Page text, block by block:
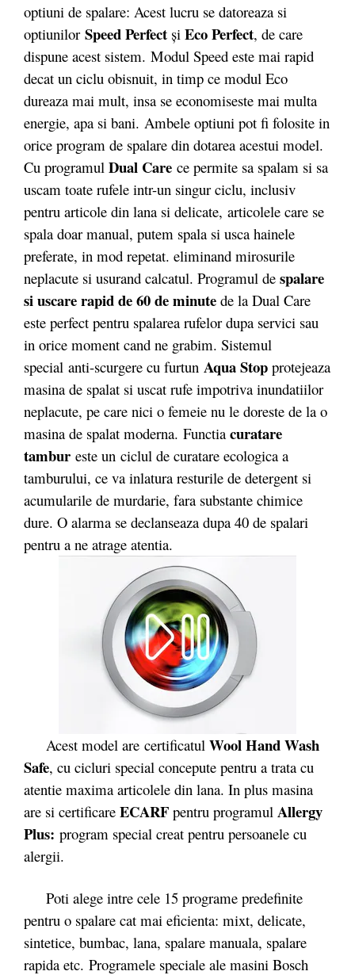
optiuni de spalare: Acest lucru se datoreaza si
optiunilor Speed Perfect și Eco Perfect, de care
dispune acest sistem. Modul Speed este mai rapid
decat un ciclu obisnuit, in timp ce modul Eco
dureaza mai mult, insa se economiseste mai multa
energie, apa si bani. Ambele optiuni pot fi folosite in
orice program de spalare din dotarea acestui model.
Cu programul Dual Care ce permite sa spalam si sa
uscam toate rufele intr-un singur ciclu, inclusiv
pentru articole din lana si delicate, articolele care se
spala doar manual, putem spala si usca hainele
preferate, in mod repetat. eliminand mirosurile
neplacute si usurand calcatul. Programul de spalare
si uscarerapid de 60 de minute de la Dual Care
este perfect pentru spalarea rufelor dupa servici sau
in orice moment cand ne grabim. Sistemul
special anti-scurgere cu furtun Aqua Stop protejeaza
masina de spalat si uscat rufe impotriva inundatiilor
neplacute, pe care nici o femeie nu le doreste de la o
masina de spalat moderna. Functia curatare
tambur este un ciclul de curatare ecologica a
tamburului, ce va inlatura resturile de detergent si
acumularile de murdarie, fara substante chimice
dure. O alarma se declanseaza dupa 40 de spalari
pentru a ne atrage atentia.
Acest model are certificatul Wool Hand Wash
Safe, cu cicluri special concepute pentru a trata cu
atentie maxima articolele din lana. In plus masina
are si certificare ECARF pentru programul Allergy
Plus: program special creat pentru persoanele cu
alergii.
Poti alege intre cele 15 programe predefinite
pentru o spalare cat mai eficienta: mixt, delicate,
sintetice, bumbac, lana, spalare manuala, spalare
rapida etc. Programele speciale ale masini Bosch